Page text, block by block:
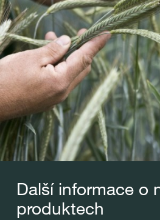
Další informace o
produktech